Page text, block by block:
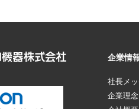
企業情
社長メ
企業理念